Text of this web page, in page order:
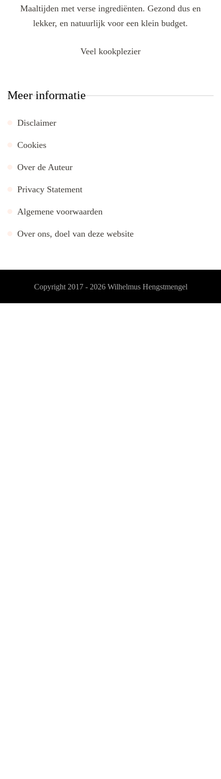
Maaltijden met verse ingrediënten. Gezond dus en
lekker, en natuurlijk voor een klein budget.
Veel kookplezier
Meer informatie
Disclaimer
Cookies
Over de Auteur
Privacy Statement
Algemene voorwaarden
Over ons, doel van deze website
Copyright 2017 - 2026 Wilhelmus Hengstmengel